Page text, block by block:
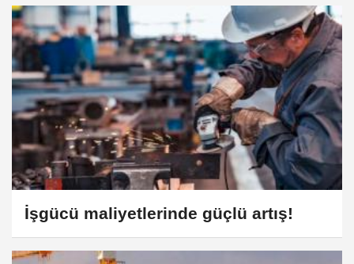
İşgücü maliyetlerinde güçlü artış!